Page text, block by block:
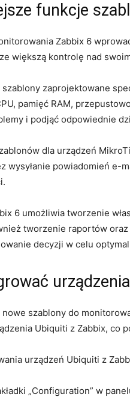
funkcje
Zabbix 6
większą kontrolę nad
zaprojektowane
pamięć RAM,
i podjąć odpowiednie
dla urządzeń
wysyłanie powiadomień e-
6 ‍umożliwia tworzenie
tworzenie⁢ raportów
decyzji w celu
szablony do
Ubiquiti z Zabbix, co
urządzeń Ubiquiti z
„Configuration” w